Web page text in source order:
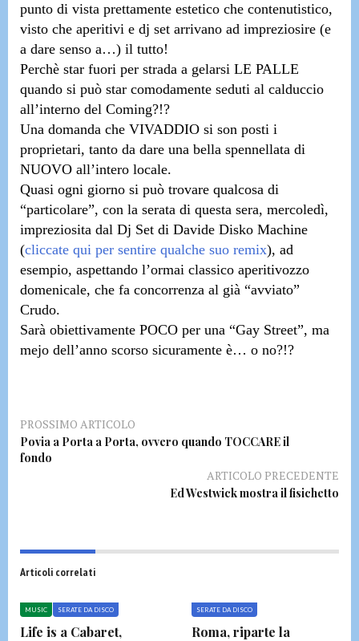
punto di vista prettamente estetico che contenutistico,
visto che aperitivi e dj set arrivano ad impreziosire (e
a dare senso a…) il tutto!
Perchè star fuori per strada a gelarsi LE PALLE
quando si può star comodamente seduti al calduccio
all’interno del Coming?!?
Una domanda che VIVADDIO si son posti i
proprietari, tanto da dare una bella spennellata di
NUOVO all’intero locale.
Quasi ogni giorno si può trovare qualcosa di
“particolare”, con la serata di questa sera, mercoledì,
impreziosita dal Dj Set di Davide Disko Machine
(cliccate qui per sentire qualche suo remix), ad
esempio, aspettando l’ormai classico aperitivozzo
domenicale, che fa concorrenza al già “avviato”
Crudo.
Sarà obiettivamente POCO per una “Gay Street”, ma
mejo dell’anno scorso sicuramente è… o no?!?
PROSSIMO ARTICOLO
Povia a Porta a Porta, ovvero quando TOCCARE il
fondo
ARTICOLO PRECEDENTE
Ed Westwick mostra il fisichetto
Articoli correlati
MUSIC SERATE DA DISCO
Life is a Cabaret,
SERATE DA DISCO
Roma, riparte la